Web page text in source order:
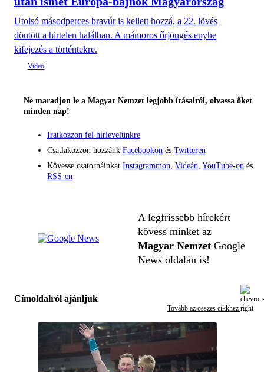
Utolsó másodperces bravúr is kellett hozzá, a 22. lövés
döntött a hirtelen halálban. A mámoros őrjöngés enyhe
kifejezés a történtekre.
Ne maradjon le a Magyar Nemzet legjobb írásairól, olvassa őket
minden nap!
Iratkozzon fel hírlevelünkre
Csatlakozzon hozzánk Facebookon és Twitteren
Kövesse csatornáinkat Instagrammon Videán YouTube-on és
RSS-en
A legfrissebb hírekért
kövess minket az
Magyar Nemzet Google
News oldalán is!
Címoldalról ajánljuk
Tovább az összes cikkhez